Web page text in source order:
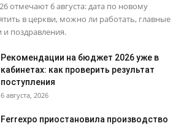
отмечают 6 августа: дата по новому
в церкви, можно ли работать, главные
и поздравления.
Рекомендации на бюджет 2026 уже в
кабинетах: как проверить результат
поступления
6 августа, 2026
Ferrexpo приостановила производство